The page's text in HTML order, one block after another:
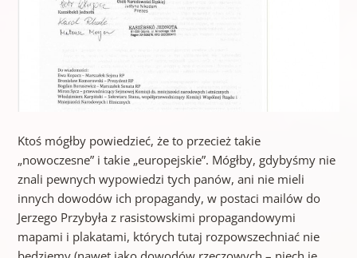
Ktoś mógłby powiedzieć, że to przecież takie
„nowoczesne” i takie „europejskie”. Mógłby, gdybyśmy nie
znali pewnych wypowiedzi tych panów, ani nie mieli
innych dowodów ich propagandy, w postaci mailów do
Jerzego Przybyła z rasistowskimi propagandowymi
mapami i plakatami, których tutaj rozpowszechniać nie